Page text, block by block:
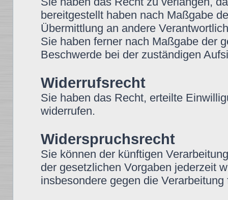
bereitgestellt haben nach Maßgabe
Übermittlung an andere
Sie haben ferner nach Maßgabe der
Beschwerde bei der zuständigen
Widerrufsrecht
Sie haben das Recht, erteilte
widerrufen.
Widerspruchsrecht
Sie können der künftigen
der gesetzlichen Vorgaben jederzeit
insbesondere gegen die